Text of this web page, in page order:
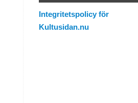
Integritetspolicy för
Kultusidan.nu